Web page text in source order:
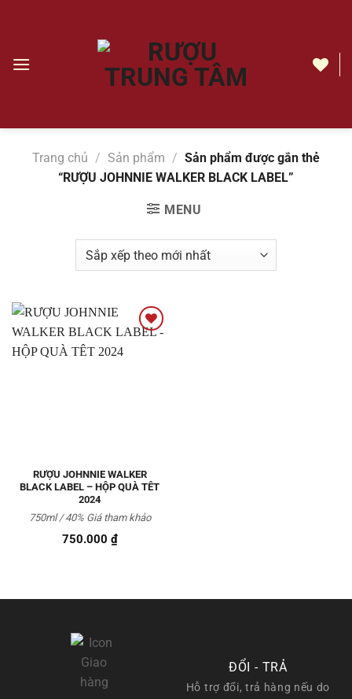
dungRƯỢU
LABEL
Trang chủ / Sản phẩm / Sản phẩm được gắn thẻ
“RƯỢU JOHNNIE WALKER BLACK LABEL”
MENU
RƯỢU JOHNNIE WALKER
BLACK LABEL – HỘP QUÀ TÊT
2024
750.000 ₫
750ml / 40%Giá tham khảo
ĐỔI - TRẢ
Hỗ trợ đổi, trả hàng nếu do